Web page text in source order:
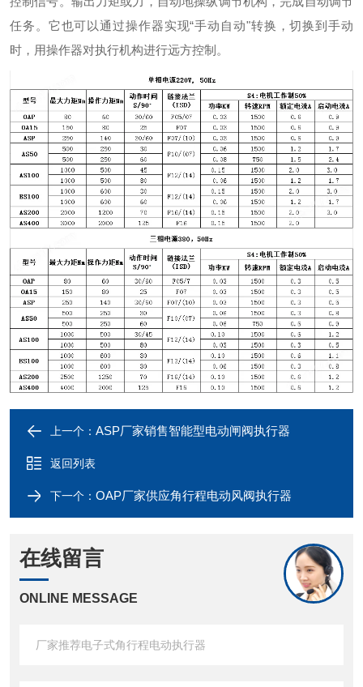
任务。它也可以通过操作器实现“手动自动"转换，切换到手动
时，用操作器对执行机构进行远方控制。
上一个： ASP厂家销售智能型电动闸阀执行器
返回列表
下一个： OAP厂家供应角行程电动风阀执行器
在线留言
ONLINE MESSAGE